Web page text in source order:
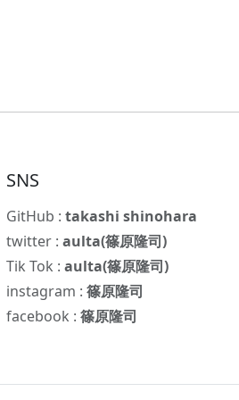
SNS
GitHub :takashi shinohara
twitter :aulta(篠原隆司)
Tik Tok :aulta(篠原隆司)
instagram :篠原隆司
facebook :篠原隆司